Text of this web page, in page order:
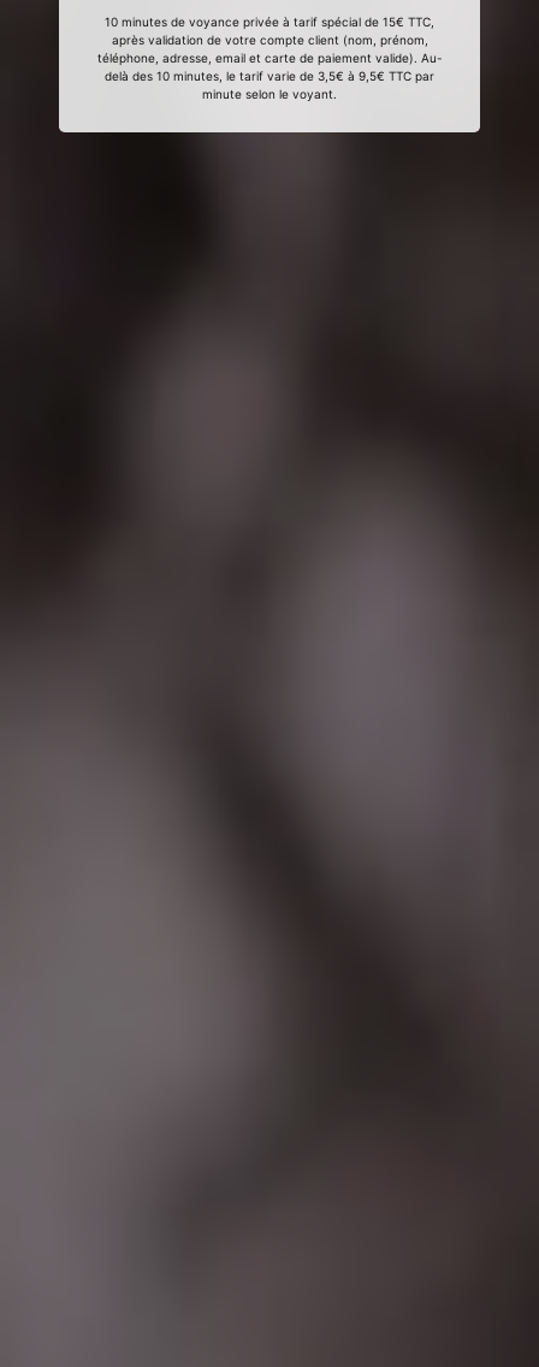
10 minutes de voyance privée à tarif spécial de 15€ TTC,
après validation de votre compte client (nom, prénom,
téléphone, adresse, email et carte de paiement valide). Au-
delà des 10 minutes, le tarif varie de 3,5€ à 9,5€ TTC par
minute selon le voyant.